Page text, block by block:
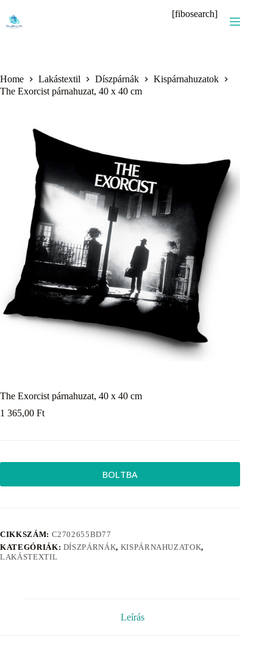
content
[fibosearch]
Home Lakástextil Díszpárnák
Kispárnahuzatok
The Exorcist párnahuzat, 40 x 40 cm
The Exorcist párnahuzat, 40 x 40 cm
1 365,00 Ft
BOLTBA
CIKKSZÁM: C2702655BD77
KATEGÓRIÁK: DÍSZPÁRNÁK, KISPÁRNAHUZATOK,
LAKÁSTEXTIL
Leírás